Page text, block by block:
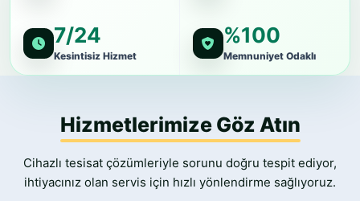
7/24
Kesintisiz Hizmet
%100
Memnuniyet Odaklı
Hizmetlerimize Göz Atın
Cihazlı tesisat çözümleriyle sorunu doğru tespit ediyor,
ihtiyacınız olan servis için hızlı yönlendirme sağlıyoruz.